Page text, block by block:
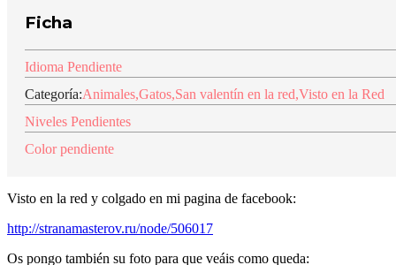
Ficha
Idioma Pendiente
Categoría:Animales,Gatos,San valentín en la red,Visto en la Red
Niveles Pendientes
Color pendiente
Visto en la red y colgado en mi pagina de facebook:
http://stranamasterov.ru/node/506017
Os pongo también su foto para que veáis como queda: